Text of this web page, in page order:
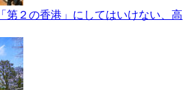
第２の香港」にしてはいけない、高